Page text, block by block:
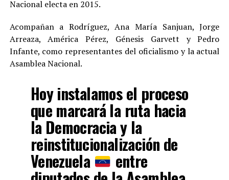
Nacional electa en 2015.
Acompañan a Rodríguez, Ana María Sanjuan, Jorge
Arreaza, América Pérez, Génesis Garvett y Pedro
Infante, como representantes del oficialismo y la actual
Asamblea Nacional.
Hoy instalamos el proceso
que marcará la ruta hacia
la Democracia y la
reinstitucionalización de
Venezuela entre